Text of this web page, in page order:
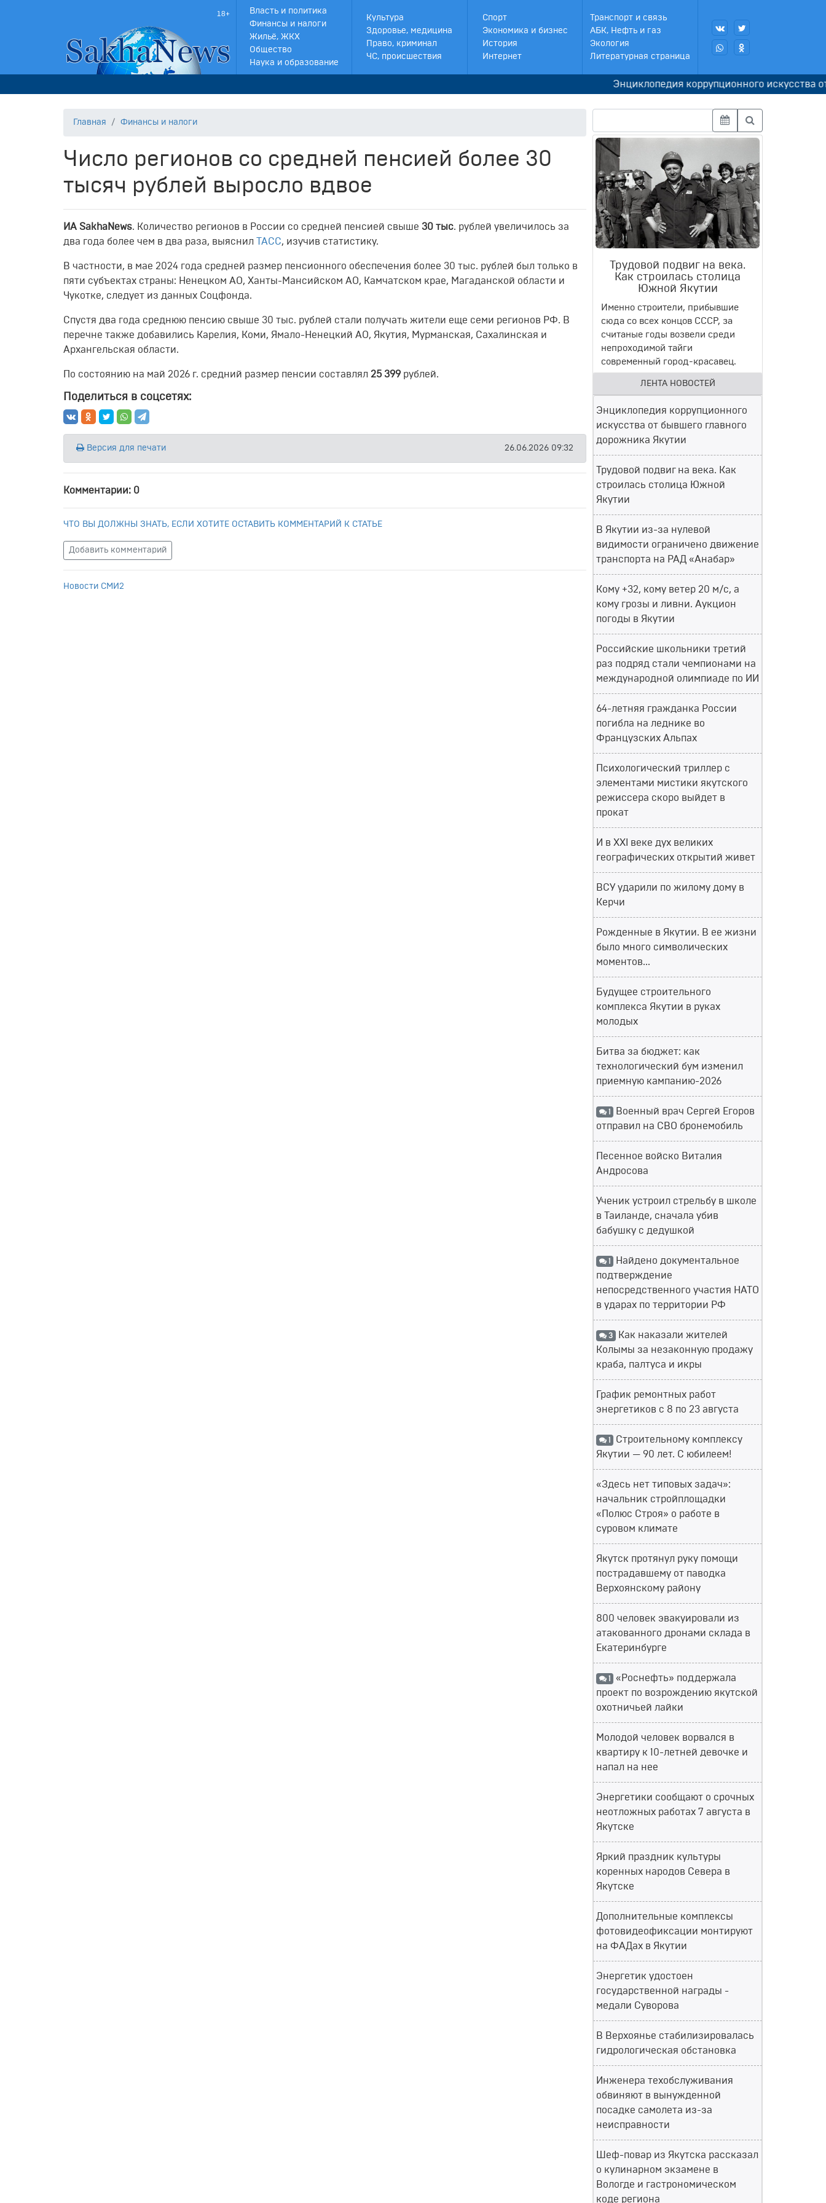
Власть и политика
Финансы и налоги
Жильё, ЖКХ
Общество
Наука и образование
Культура
Здоровье, медицина
Право, криминал
ЧС, происшествия
Спорт
Экономика и бизнес
История
Интернет
Транспорт и связь
АБК, Нефть и газ
Экология
Литературная страница
Энциклопедия коррупционного искусства от
Главная Финансы и налоги
Число регионов со средней пенсией более 30
тысяч рублей выросло вдвое
ИА SakhaNews. Количество регионов в России со средней пенсией свыше 30 тыс. рублей увеличилось за
два года более чем в два раза, выяснил
ТАСС, изучив статистику.
В частности, в мае 2024 года средней размер пенсионного обеспечения более 30 тыс. рублей был только в
пяти субъектах страны: Ненецком АО, Ханты-Мансийском АО, Камчатском крае, Магаданской области и
Чукотке, следует из данных Соцфонда.
Спустя два года среднюю пенсию свыше 30 тыс. рублей стали получать жители еще семи регионов РФ. В
перечне также добавились Карелия, Коми, Ямало-Ненецкий АО, Якутия, Мурманская, Сахалинская и
Архангельская области.
По состоянию на май 2026 г. средний размер пенсии составлял 25 399 рублей.
Поделиться в соцсетях:
Версия для печати 26.06.2026 09:32
Комментарии: 0
ЧТО ВЫ ДОЛЖНЫ ЗНАТЬ, ЕСЛИ ХОТИТЕ ОСТАВИТЬ КОММЕНТАРИЙ К СТАТЬЕ
Добавить комментарий
Новости СМИ2
Трудовой подвиг на века.
Как строилась столица
Южной Якутии
Именно строители, прибывшие
сюда со всех концов СССР, за
считаные годы возвели среди
непроходимой тайги
современный город-красавец.
ЛЕНТА НОВОСТЕЙ
Энциклопедия коррупционного
искусства от бывшего главного
дорожника Якутии
Трудовой подвиг на века. Как
строилась столица Южной
Якутии
В Якутии из-за нулевой
видимости ограничено движение
транспорта на РАД «Анабар»
Кому +32, кому ветер 20 м/с, а
кому грозы и ливни. Аукцион
погоды в Якутии
Российские школьники третий
раз подряд стали чемпионами на
международной олимпиаде по ИИ
64-летняя гражданка России
погибла на леднике во
Французских Альпах
Психологический триллер с
элементами мистики якутского
режиссера скоро выйдет в
прокат
И в XXI веке дух великих
географических открытий живет
ВСУ ударили по жилому дому в
Керчи
Рожденные в Якутии. В ее жизни
было много символических
моментов...
Будущее строительного
комплекса Якутии в руках
молодых
Битва за бюджет: как
технологический бум изменил
приемную кампанию-2026
1 Военный врач Сергей Егоров
отправил на СВО бронемобиль
Песенное войско Виталия
Андросова
Ученик устроил стрельбу в школе
в Таиланде, сначала убив
бабушку с дедушкой
1 Найдено документальное
подтверждение
непосредственного участия НАТО
в ударах по территории РФ
3 Как наказали жителей
Колымы за незаконную продажу
краба, палтуса и икры
График ремонтных работ
энергетиков с 8 по 23 августа
1 Строительному комплексу
Якутии — 90 лет. С юбилеем!
«Здесь нет типовых задач»:
начальник стройплощадки
«Полюс Строя» о работе в
суровом климате
Якутск протянул руку помощи
пострадавшему от паводка
Верхоянскому району
800 человек эвакуировали из
атакованного дронами склада в
Екатеринбурге
1 «Роснефть» поддержала
проект по возрождению якутской
охотничьей лайки
Молодой человек ворвался в
квартиру к 10-летней девочке и
напал на нее
Энергетики сообщают о срочных
неотложных работах 7 августа в
Якутске
Яркий праздник культуры
коренных народов Севера в
Якутске
Дополнительные комплексы
фотовидеофиксации монтируют
на ФАДах в Якутии
Энергетик удостоен
государственной награды -
медали Суворова
В Верхоянье стабилизировалась
гидрологическая обстановка
Инженера техобслуживания
обвиняют в вынужденной
посадке самолета из-за
неисправности
Шеф-повар из Якутска рассказал
о кулинарном экзамене в
Вологде и гастрономическом
коде региона